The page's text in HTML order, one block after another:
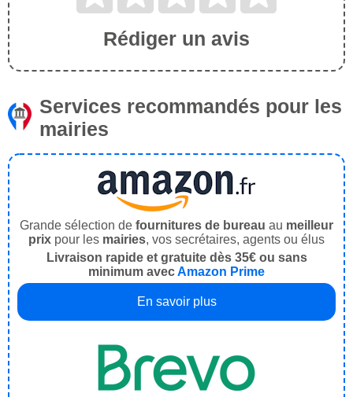
Rédiger un avis
Services recommandés pour les
mairies
Grande sélection de fournitures de bureau au meilleur
prix pour les mairies, vos secrétaires, agents ou élus
Livraison rapide et gratuite dès 35€ ou sans
minimum avecAmazon Prime
En savoir plus